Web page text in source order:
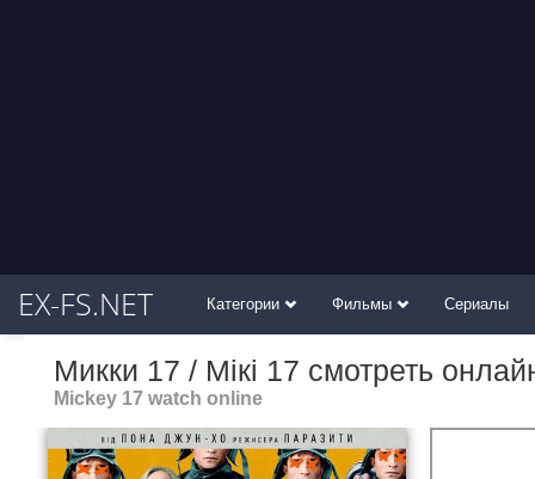
EX-FS.NET Категории Фильмы Сериалы
Микки 17 / Мікі 17 смотреть
Mickey 17 watch online